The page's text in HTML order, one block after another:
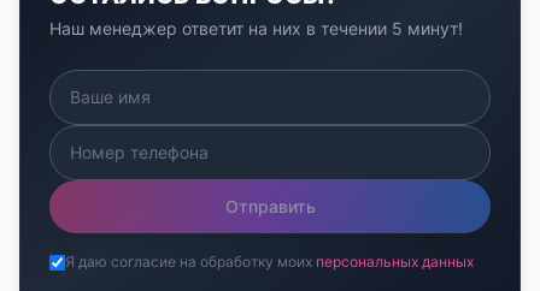
Наш менеджер ответит на них в течении 5 минут!
Отправить
Я даю согласие на обработку моих персональных данных